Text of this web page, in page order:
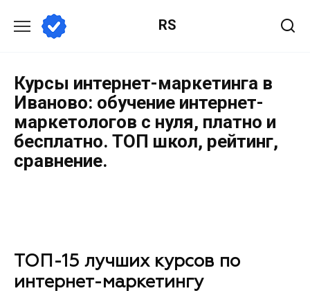
RS
Курсы интернет-маркетинга в
Иваново: обучение интернет-
маркетологов с нуля, платно и
бесплатно. ТОП школ, рейтинг,
сравнение.
ТОП-15 лучших курсов по
интернет-маркетингу